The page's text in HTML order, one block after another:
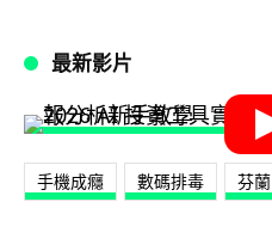
最新影片
手機成癮 數碼排毒 芬蘭